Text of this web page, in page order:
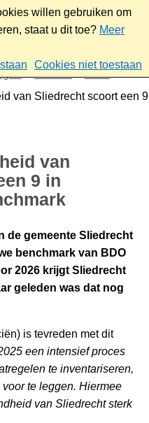
willen gebruiken om
staat u dit toe? Meer
Cookies niet toestaan
Nieuws
2026
van Sliedrecht scoort een 9
van
9 in
de gemeente Sliedrecht
benchmark van BDO
2026 krijgt Sliedrecht
geleden was dat nog
is tevreden met dit
een intensief proces
te inventariseren,
te leggen. Hiermee
van Sliedrecht sterk